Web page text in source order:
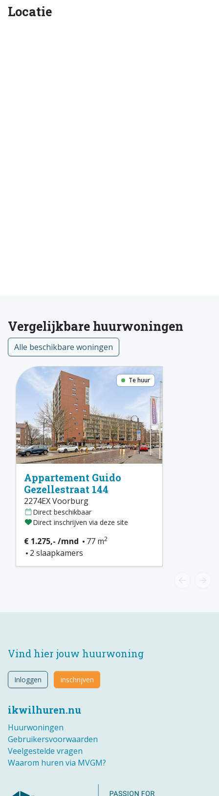
Locatie
Vergelijkbare huurwoningen
Alle beschikbare woningen
Te huur
Appartement Guido
Gezellestraat 144
2274EX Voorburg
Direct beschikbaar
Direct inschrijven via deze site
€ 1.275,- /mnd 77 m2
2 slaapkamers
ikwilhuren.nu
Huurwoningen
Gebruikersvoorwaarden
Veelgestelde vragen
Waarom huren via MVGM?
Vind hier jouw huurwoning
Inloggen Inschrijven